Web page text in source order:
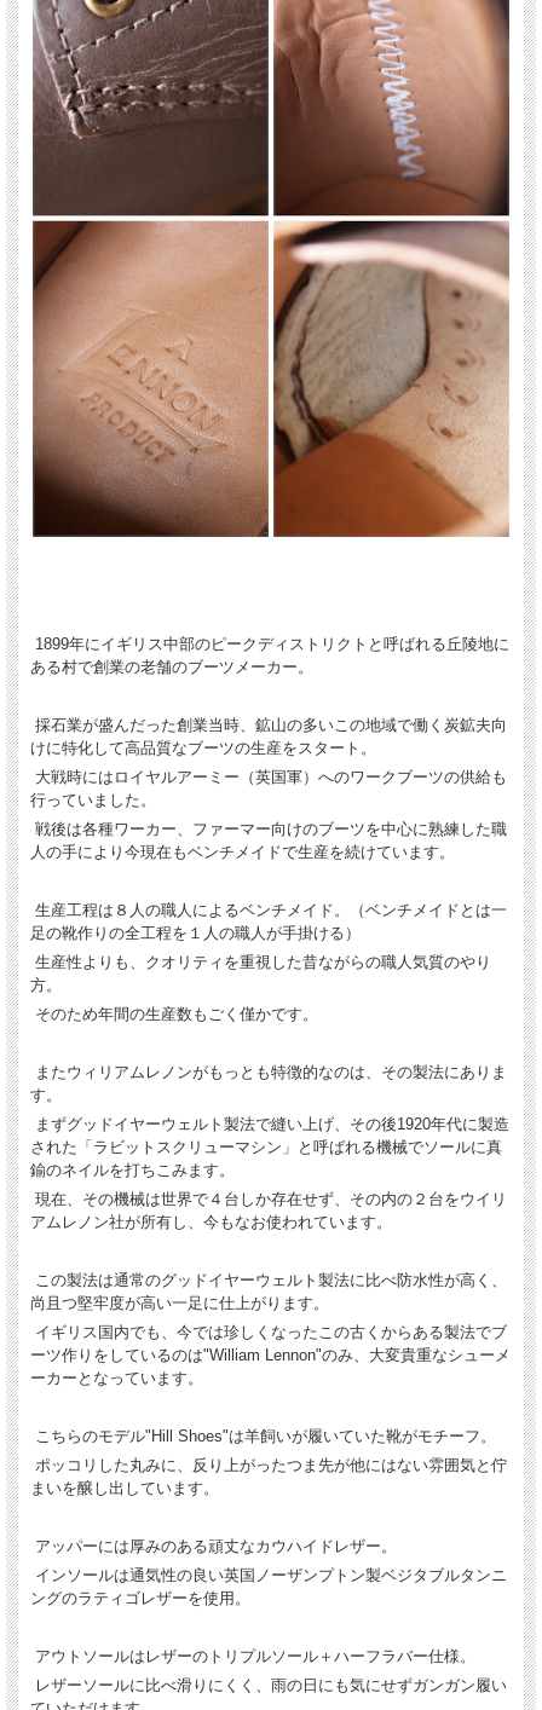
1899年にイギリス中部のピークディストリクトと呼ばれる丘陵地に
ある村で創業の老舗のブーツメーカー。
採石業が盛んだった創業当時、鉱山の多いこの地域で働く炭鉱夫向
けに特化して高品質なブーツの生産をスタート。
大戦時にはロイヤルアーミー（英国軍）へのワークブーツの供給も
行っていました。
戦後は各種ワーカー、ファーマー向けのブーツを中心に熟練した職
人の手により今現在もベンチメイドで生産を続けています。
生産工程は８人の職人によるベンチメイド。（ベンチメイドとは一
足の靴作りの全工程を１人の職人が手掛ける）
生産性よりも、クオリティを重視した昔ながらの職人気質のやり
方。
そのため年間の生産数もごく僅かです。
またウィリアムレノンがもっとも特徴的なのは、その製法にありま
す。
まずグッドイヤーウェルト製法で縫い上げ、その後1920年代に製造
された「ラビットスクリューマシン」と呼ばれる機械でソールに真
鍮のネイルを打ちこみます。
現在、その機械は世界で４台しか存在せず、その内の２台をウイリ
アムレノン社が所有し、今もなお使われています。
この製法は通常のグッドイヤーウェルト製法に比べ防水性が高く、
尚且つ堅牢度が高い一足に仕上がります。
イギリス国内でも、今では珍しくなったこの古くからある製法でブ
ーツ作りをしているのは"William Lennon"のみ、大変貴重なシューメ
ーカーとなっています。
こちらのモデル"Hill Shoes"は羊飼いが履いていた靴がモチーフ。
ポッコリした丸みに、反り上がったつま先が他にはない雰囲気と佇
まいを醸し出しています。
アッパーには厚みのある頑丈なカウハイドレザー。
インソールは通気性の良い英国ノーザンプトン製ベジタブルタンニ
ングのラティゴレザーを使用。
アウトソールはレザーのトリプルソール＋ハーフラバー仕様。
レザーソールに比べ滑りにくく、雨の日にも気にせずガンガン履い